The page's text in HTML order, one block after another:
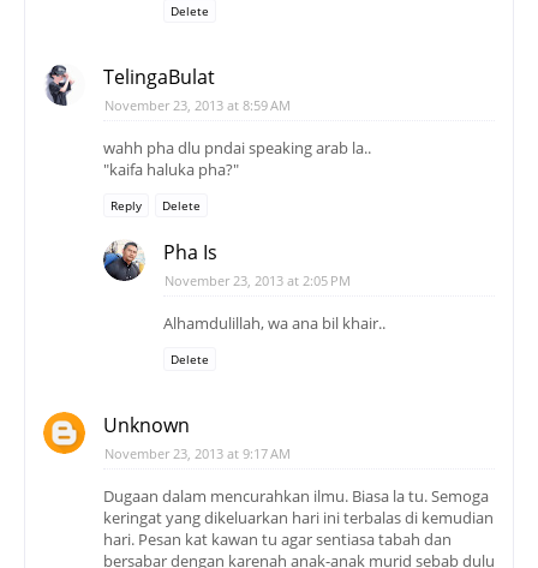
Delete
TelingaBulat
November 23, 2013 at 8:59 AM
wahh pha dlu pndai speaking arab la..
"kaifa haluka pha?"
Reply Delete
Pha Is
November 23, 2013 at 2:05 PM
Alhamdulillah, wa ana bil khair..
Delete
Unknown
November 23, 2013 at 9:17 AM
Dugaan dalam mencurahkan ilmu. Biasa la tu. Semoga
keringat yang dikeluarkan hari ini terbalas di kemudian
hari. Pesan kat kawan tu agar sentiasa tabah dan
bersabar dengan karenah anak-anak murid sebab dulu